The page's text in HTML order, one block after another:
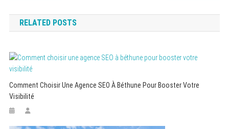
de
l’article
RELATED POSTS
Comment Choisir Une Agence SEO À Béthune Pour Booster Votre
Visibilité